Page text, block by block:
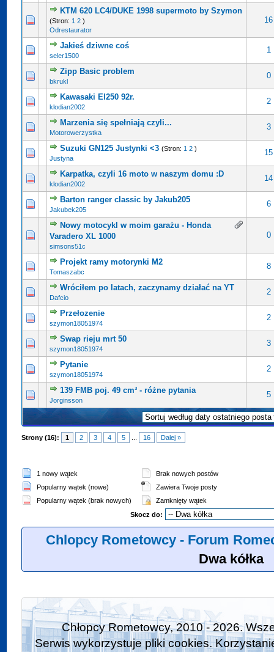
KTM 620 LC4/DUKE 1998 supermoto by Szymon
(Stron: 1 2 )
Odrestaurator
16
Jakieś dziwne coś
seler1500
1
Zipp Basic problem
bkrukl
0
Kawasaki El250 92r.
klodian2002
2
Marzenia się spełniają czyli...
Motorowerzystka
3
Suzuki GN125 Justynki <3 (Stron: 1 2 )
Justyna
15
Karpatka, czyli 16 moto w naszym domu :D
klodian2002
14
Barton ranger classic by Jakub205
Jakubek205
6
Nowy motocykl w moim garażu - Honda
Varadero XL 1000
simsons51c
0
Projekt ramy motorynki M2
Tomaszabc
8
Wróciłem po latach, zaczynamy działać na YT
Dafcio
2
Przełozenie
szymon18051974
2
Swap rieju mrt 50
szymon18051974
3
Pytanie
szymon18051974
2
139 FMB poj. 49 cm³ - różne pytania
Jorginsson
5
Strony (16): 1 2 3 4 5 16 Dalej »
1 nowy wątek
Popularny wątek (nowe)
Popularny wątek (brak nowych)
Brak nowych postów
Zawiera Twoje posty
Zamknięty wątek
Skocz do:
Chlopcy Rometowcy - Forum
Dwa kółka
Chłopcy Rometowcy, 2010 - 2026.
Serwis wykorzystuje pliki cookies.